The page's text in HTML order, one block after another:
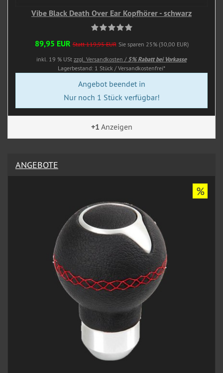
Vibe Black Death Over Ear Kopfhörer - schwarz
89,95 EUR Statt 119,95 EUR Sie sparen 25% (30,00 EUR)
inkl. 19 % USt zzgl. Versandkosten / 5% Rabatt bei Vorkasse
Lagerbestand: 1 Stück / Versandkostenfrei*
Angebot beendet in
Nur noch 1 Stück verfügbar!
+1 Anzeigen
ANGEBOTE
%